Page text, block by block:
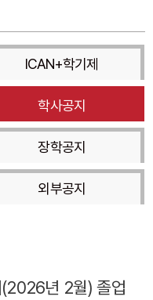
ICAN+학기제
학사공지
장학공지
외부공지
년 2월) 졸업